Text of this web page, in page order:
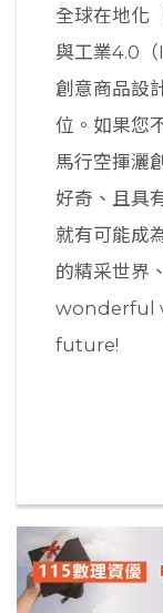
全球在地化
與工業4.0
創意商品設
位。如果您
馬行空揮灑
好奇、且具
就有可能成
的精采世界
wonderful
future!